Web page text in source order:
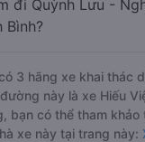
đi Quỳnh Lưu -
Bình?
3 hãng xe khai thác
này là xe Hiếu
bạn có thể tham khảo
xe này tại trang này: